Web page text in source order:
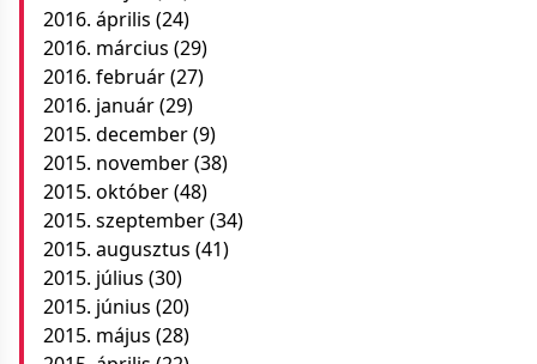
2016. április (24)
2016. március (29)
2016. február(27)
2016. január(29)
2015. december(9)
2015. november(38)
2015. október(48)
2015. szeptember(34)
2015. augusztus (41)
2015. július (30)
2015. június (20)
2015. május (28)